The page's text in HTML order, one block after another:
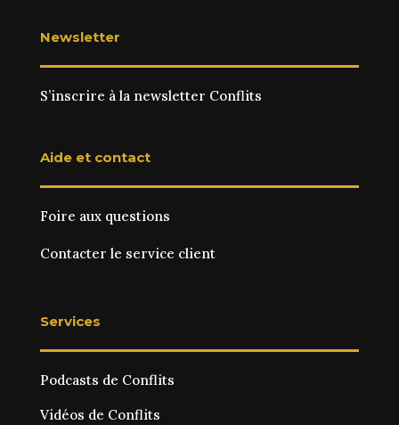
Newsletter
S’inscrire à la newsletter Conflits
Aide et contact
Foire aux questions
Contacter le service client
Services
Podcasts de Conflits
Vidéos de Conflits